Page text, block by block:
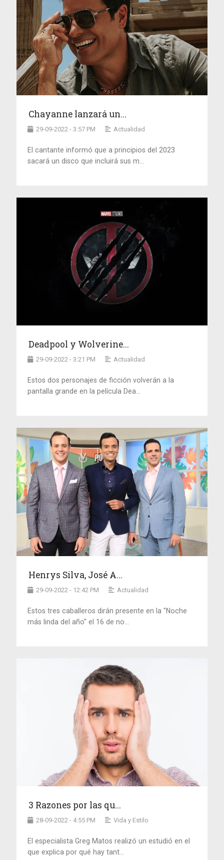
Chayanne lanzará un...
29-09-2022 - 3:57 PM Actualidad
El cantante informó que a principios del 2023
sacará un disco que incluirá sus m...
Deadpool y Wolverine...
29-09-2022 - 3:21 PM Actualidad
Estos dos personajes de ficción volverán a la
pantalla grande en la película Dea...
Henrys Silva, José A...
29-09-2022 - 12:42 PM Actualidad
Estos tres caballeros dirán presente en la "Noche
más linda del año" el 16 de no...
3 Razones por las qu...
28-09-2022 - 4:55 PM Vida y Estilo
El especialista Greg Matos realizó un estudió en el
que explica por qué hay tant...